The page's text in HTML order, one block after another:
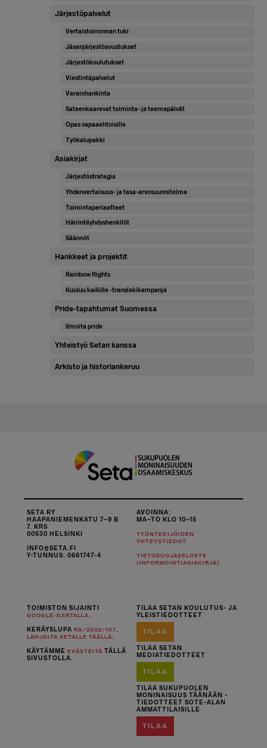
Järjestöpalvelut
Vertaistoiminnan tuki
Jäsenjärjestöavustukset
Järjestökoulutukset
Viestintäpalvelut
Varainhankinta
Sateenkaarevat toiminta- ja teemapäivät
Opas vapaaehtoisille
Työkalupakki
Asiakirjat
Järjestöstrategia
Yhdenvertaisuus- ja tasa-arvosuunnitelma
Toimintaperiaatteet
Häirintäyhdyshenkilöt
Säännöt
Hankkeet ja projektit
Rainbow Rights
Kuuluu kaikille -translakikampanja
Pride-tapahtumat Suomessa
Ilmoita pride
Yhteistyö Setan kanssa
Arkisto ja historiankeruu
SETA RY
HAAPANIEMENKATU 7–9 B
7. KRS
00530 HELSINKI
INFO@SETA.FI
Y-TUNNUS: 0661747-4
AVOINNA:
MA–TO KLO 10–15
TYÖNTEKIJÖIDEN
YHTEYSTIEDOT
TIETOSUOJASELOSTE
(INFORMOINTIASIAKIRJA)
TOIMISTON SIJAINTI
GOOGLE-KARTALLA.
KERÄYSLUPARA/2022/107.
LAHJOITA SETALLE TÄÄLLÄ.
KÄYTÄMMEEVÄSTEITÄ TÄLLÄ
SIVUSTOLLA.
TILAA SETAN KOULUTUS- JA
YLEISTIEDOTTEET
TILAA
TILAA SETAN
MEDIATIEDOTTEET
TILAA
TILAA SUKUPUOLEN
MONINAISUUS TÄÄNÄÄN -
TIEDOTTEET SOTE-ALAN
AMMATTILAISILLE
TILAA